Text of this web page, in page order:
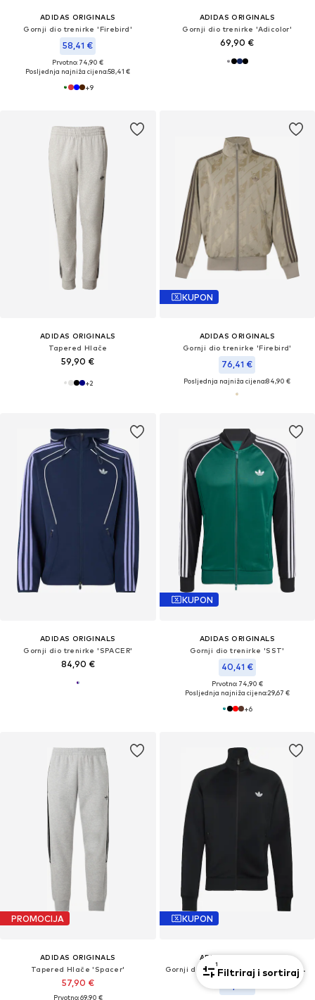
ADIDAS ORIGINALS
Gornji dio trenirke 'Firebird'
58,41 €
Prvotno: 74,90 €
Posljednja najniža cijena:58,41 €
+9
ADIDAS ORIGINALS
Gornji dio trenirke 'Adicolor'
69,90 €
ADIDAS ORIGINALS
Tapered Hlače
59,90 €
+2
KUPON
ADIDAS ORIGINALS
Gornji dio trenirke 'Firebird'
76,41 €
Posljednja najniža cijena:84,90 €
ADIDAS ORIGINALS
Gornji dio trenirke 'SPACER'
84,90 €
KUPON
ADIDAS ORIGINALS
Gornji dio trenirke 'SST'
40,41 €
Prvotno: 74,90 €
Posljednja najniža cijena:29,67 €
+6
PROMOCIJA
ADIDAS ORIGINALS
Tapered Hlače 'Spacer'
57,90 €
Prvotno: 69,90 €
KUPON
ADIDAS ORIGINALS
Gornji dio trenirke 'Trefoil Essentials'
1
Filtriraj i sortiraj